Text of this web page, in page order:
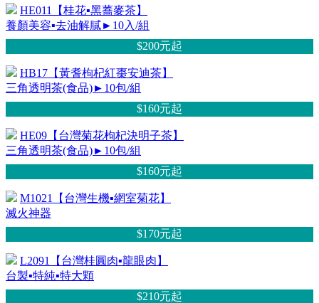
HE011【桂花▪黑蕎麥茶】
養顏美容▪去油解膩►10入/組
$200元起
HB17【黃耆枸杞紅棗安迪茶】
三角透明茶(食品)►10包/組
$160元起
HE09【台灣菊花枸杞決明子茶】
三角透明茶(食品)►10包/組
$160元起
M1021【台灣生機▪網室菊花】
滅火神器
$170元起
L2091【台灣桂圓肉▪龍眼肉】
台製▪特純▪特大顆
$210元起